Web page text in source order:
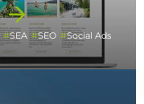
SEA SEO
Social Ads